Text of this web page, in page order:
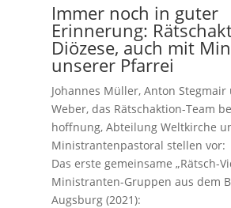
Immer noch in guter
Erinnerung:
Diözese, auch mit
unserer Pfarrei
Johannes Müller, Anton
Weber, das Rätschaktion-Team
hoffnung, Abteilung Weltkirche
Ministrantenpastoral stellen vor:
Das erste gemeinsame „Rätsch-
Ministranten-Gruppen aus dem
Augsburg (2021):